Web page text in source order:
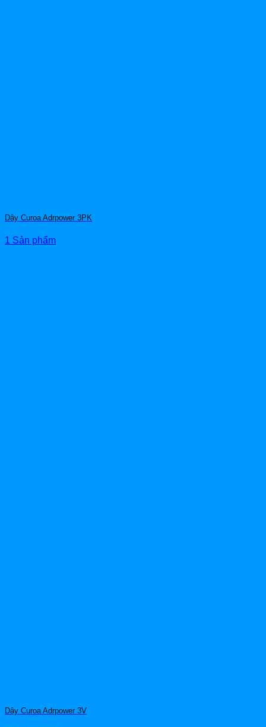
Dây Curoa Adrpower 3PK
1 Sản phẩm
Dây Curoa Adrpower 3V